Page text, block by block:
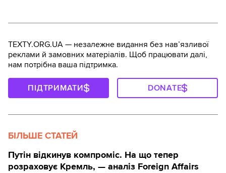
TEXTY.ORG.UA — незалежне видання без навʼязливої
реклами й замовних матеріалів. Щоб працювати далі,
нам потрібна ваша підтримка.
ПІДТРИМАТИ DONATE
БІЛЬШЕ СТАТЕЙ
Путін відкинув компроміс. На що тепер
розраховує Кремль, — аналіз Foreign Affairs